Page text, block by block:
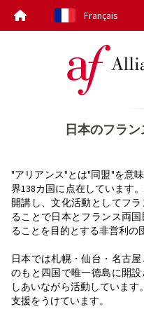
Français
日本のフラ
"アリアンス"とは"同盟"を意
界138カ国に点在しています
開講し、文化活動としてフ
ることで日本とフランス両
ることを目的とする非営利の
日本では札幌・仙台・名古
のもと四国で唯一徳島に開
しあいながら活動していま
支援をうけています。